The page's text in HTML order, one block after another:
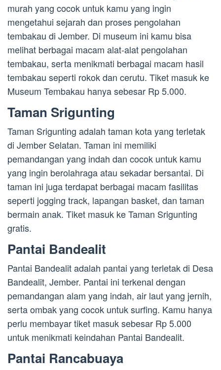
murah yang cocok untuk kamu yang ingin
mengetahui sejarah dan proses pengolahan
tembakau di Jember. Di museum ini kamu bisa
melihat berbagai macam alat-alat pengolahan
tembakau, serta menikmati berbagai macam hasil
tembakau seperti rokok dan cerutu. Tiket masuk ke
Museum Tembakau hanya sebesar Rp 5.000.
Taman Srigunting
Taman Srigunting adalah taman kota yang terletak
di Jember Selatan. Taman ini memiliki
pemandangan yang indah dan cocok untuk kamu
yang ingin berolahraga atau sekadar bersantai. Di
taman ini juga terdapat berbagai macam fasilitas
seperti jogging track, lapangan basket, dan taman
bermain anak. Tiket masuk ke Taman Srigunting
gratis.
Pantai Bandealit
Pantai Bandealit adalah pantai yang terletak di Desa
Bandealit, Jember. Pantai ini terkenal dengan
pemandangan alam yang indah, air laut yang jernih,
serta ombak yang cocok untuk surfing. Kamu hanya
perlu membayar tiket masuk sebesar Rp 5.000
untuk menikmati keindahan Pantai Bandealit.
Pantai Rancabuaya